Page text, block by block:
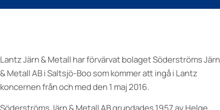
Lantz Järn & Metall har förvärvat bolaget Söderströms Järn
& Metall AB i Saltsjö-Boo som kommer att ingå i Lantz
koncernen från och med den 1 maj 2016.